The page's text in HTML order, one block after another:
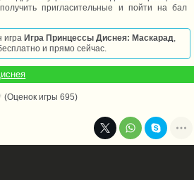
пригласительные и пойти на бал
игра Игра Принцессы Диснея: Маскарад,
и прямо сейчас.
(Оценок игры 695)